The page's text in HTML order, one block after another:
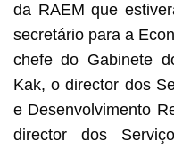
da RAEM que
secretário para a
chefe do Gabinete
Kak, o director dos
e Desenvolvimento
director dos